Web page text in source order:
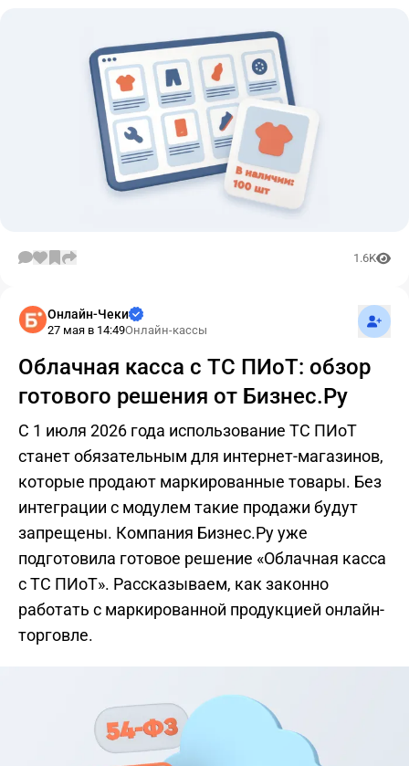
1.6K
Онлайн-Чеки
27 мая в 14:49Онлайн-кассы
Облачная касса с ТС ПИоТ: обзор
готового решения от Бизнес.Ру
С 1 июля 2026 года использование ТС ПИоТ
станет обязательным для интернет-магазинов,
которые продают маркированные товары. Без
интеграции с модулем такие продажи будут
запрещены. Компания Бизнес.Ру уже
подготовила готовое решение «Облачная касса
с ТС ПИоТ». Рассказываем, как законно
работать с маркированной продукцией онлайн-
торговле.